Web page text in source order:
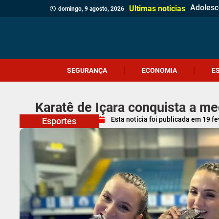
domingo, 9 agosto, 2026 Ultimas noticias Vítima
Jovem
Serra
Casa
Gol
Polícia
Polícia
SEGURANÇA ECONOMIA
Karatê de Içara conquista a
Esportes Esta notícia foi publicada em 19